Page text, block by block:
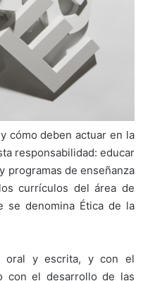
cómo deben actuar en la
responsabilidad: educar
programas de enseñanza
currículos del área de
se denomina Ética de la
oral y escrita, y con el
con el desarrollo de las